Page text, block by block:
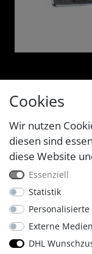
Cookies
Wir nutzen
diesen sind
diese Website
Essenziell
Statistik
Personalisierte
Externe Medien
DHL